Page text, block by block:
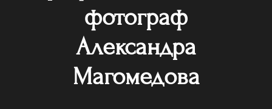
фотограф
Александра
Магомедова